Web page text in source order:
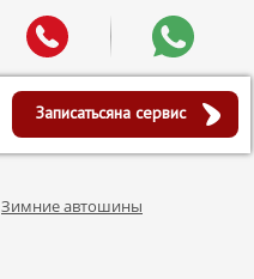
Записатьсяна сервис
Зимние автошины